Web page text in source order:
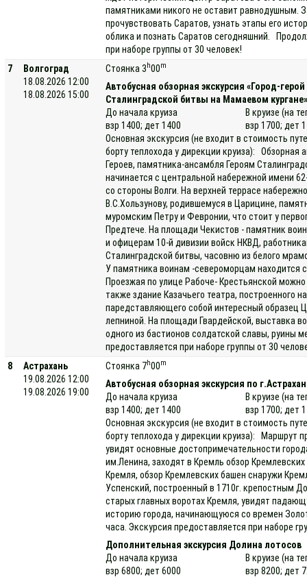
памятниками никого не оставит равнодушным.
прочувствовать Саратов, узнать этапы его
облика и познать Саратов сегодняшний.
при наборе группы от 30 человек!
7
Волгоград
18.08.2026 12:00
18.08.2026 15:00
Стоянка 3 h00m
Автобусная обзорная экскурсия «Город-
Сталинградской битвы на Мамаевом
До начала круиза
взр 1400; дет 1400
В круизе (на
взр 1700; дет
Основная экскурсия (не входит в стоимость
борту теплохода у дирекции круиза): Обзорная
Героев, памятника-ансамбля Героям
начинается с центральной набережной имени
со стороны Волги. На верхней террасе
В.С.Хользунову, родившемуся в Царицине,
муромским Петру и Февронии, что стоит у
Предтече. На площади Чекистов - памятник
и офицерам 10-й дивизии войск НКВД,
Сталинградской битвы, часовню из белого
У памятника воинам -североморцам находится
Проезжая по улице Рабоче- Крестьянской
также здание Казачьего театра, построенного
паредставляющего собой интересный образец
лепниной. На площади Гвардейской, выставка
одного из бастионов солдатской славы, руины
предоставляется при наборе группы от 30
8
Астрахань
19.08.2026 12:00
19.08.2026 19:00
Стоянка 7h00m
Автобусная обзорная экскурсия по
До начала круиза
взр 1400; дет 1400
В круизе (на
взр 1700; дет
Основная экскурсия (не входит в стоимость
борту теплохода у дирекции круиза): Маршрут
увидят основные достопримечательности
им.Ленина, заходят в Кремль обзор
Кремля, обзор Кремлевских башен снаружи
Успенский, построенный в 1710г. крепостным
старых главных воротах Кремля, увидят
историю города, начинающуюся со времен
часа. Экскурсия предоставляется при наборе
Дополнительная экскурсия Долина лотосов
До начала круиза
взр 6800; дет 6000
В круизе (на
взр 8200; дет